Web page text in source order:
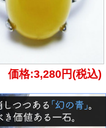
価格:3,280円(税込)